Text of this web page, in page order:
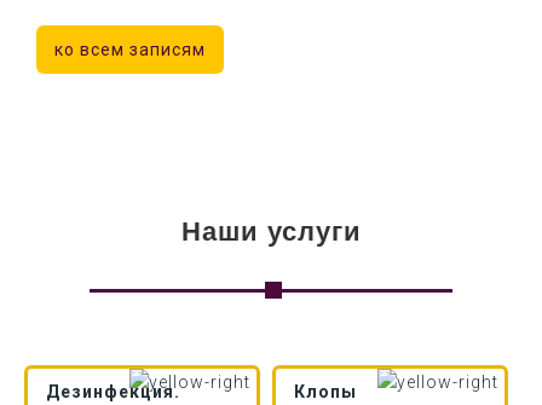
ко всем записям
Наши услуги
Дезинфекция. Клопы